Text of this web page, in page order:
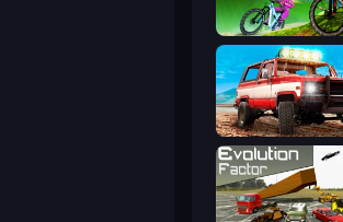
MX Offroad Master